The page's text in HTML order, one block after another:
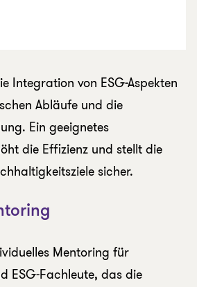
Integration von ESG-Aspekten
Abläufe und die
Ein geeignetes
die Effizienz und stellt die
sicher.
Mentoring für
ESG-Fachleute, das die